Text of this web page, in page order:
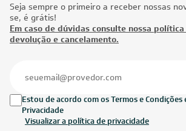
Seja sempre o primeiro a receber nossas
se, é grátis!
Em caso de dúvidas consulte nossa
devolução e cancelamento.
Estou de acordo com os Termos e Condições
Privacidade
Visualizar a política de privacidade